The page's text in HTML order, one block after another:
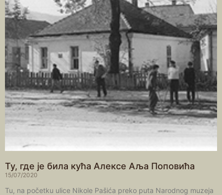
Ту, где је била кућа Алексе Аља Поповића
15/07/2020
Tu, na početku ulice Nikole Pašića preko puta Narodnog muzeja